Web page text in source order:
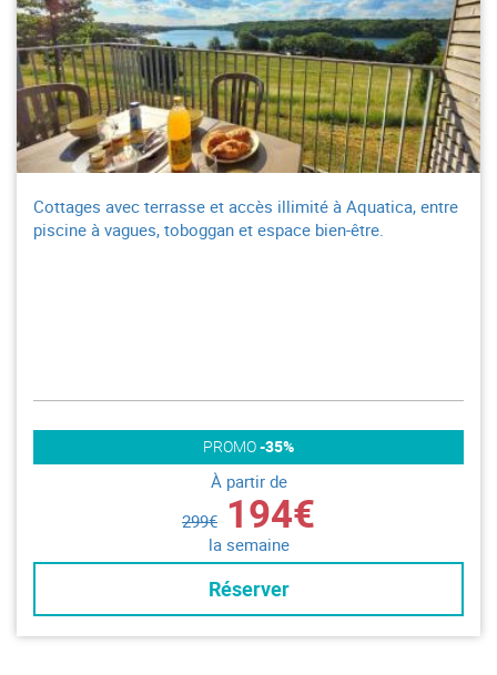
Cottages avec terrasse et accès illimité à Aquatica, entre
piscine à vagues, toboggan et espace bien-être.
PROMO-35%
À partir de
299€ 194€
la semaine
Réserver